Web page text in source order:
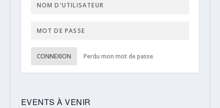
CONNEXION Perdu mon mot de passe
EVENTS À VENIR